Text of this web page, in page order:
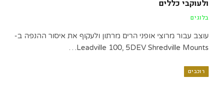
ולעוקבי כללים
בלוגים
עוצב עבור מרוצי אופני הרים מרתון ולעקוף את איסור ההנפה ב-
Leadville 100, 5DEV Shredville Mounts…
רוכבים